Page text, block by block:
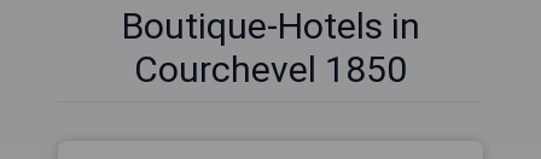
Boutique-Hotels in
Courchevel 1850